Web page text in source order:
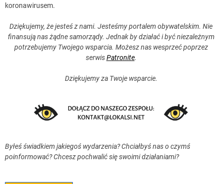
koronawirusem.
Dziękujemy, że jesteś z nami. Jesteśmy portalem obywatelskim. Nie
finansują nas żądne samorządy. Jednak by działać i być niezależnym
potrzebujemy Twojego wsparcia. Możesz nas wesprzeć poprzez
serwisPatronite.
Dziękujemy za Twoje wsparcie.
Byłeś świadkiem jakiegoś wydarzenia? Chciałbyś nas o czymś
poinformować? Chcesz pochwalić się swoimi działaniami?